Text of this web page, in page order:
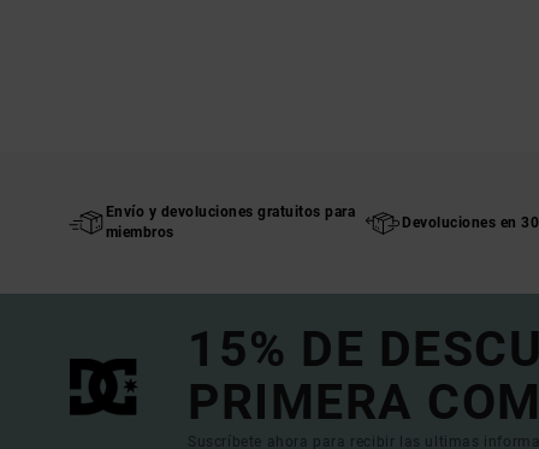
Envío y devoluciones gratuitos para
miembros
Devoluciones en
15% DE
PRIMERA
Suscríbete ahora para recibir las ultimas